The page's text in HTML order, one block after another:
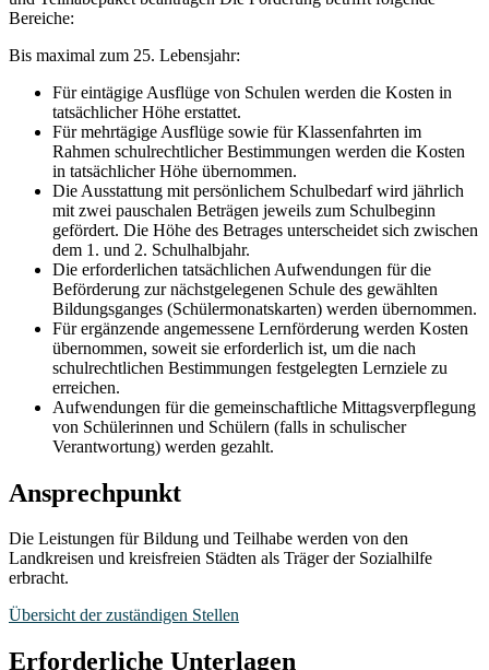
Bereiche:
Bis maximal zum 25. Lebensjahr:
Für eintägige Ausflüge von Schulen werden die Kosten in
tatsächlicher Höhe erstattet.
Für mehrtägige Ausflüge sowie für Klassenfahrten im
Rahmen schulrechtlicher Bestimmungen werden die Kosten
in tatsächlicher Höhe übernommen.
Die Ausstattung mit persönlichem Schulbedarf wird jährlich
mit zwei pauschalen Beträgen jeweils zum Schulbeginn
gefördert. Die Höhe des Betrages unterscheidet sich zwischen
dem 1. und 2. Schulhalbjahr.
Die erforderlichen tatsächlichen Aufwendungen für die
Beförderung zur nächstgelegenen Schule des gewählten
Bildungsganges (Schülermonatskarten) werden übernommen.
Für ergänzende angemessene Lernförderung werden Kosten
übernommen, soweit sie erforderlich ist, um die nach
schulrechtlichen Bestimmungen festgelegten Lernziele zu
erreichen.
Aufwendungen für die gemeinschaftliche Mittagsverpflegung
von Schülerinnen und Schülern (falls in schulischer
Verantwortung) werden gezahlt.
Ansprechpunkt
Die Leistungen für Bildung und Teilhabe werden von den
Landkreisen und kreisfreien Städten als Träger der Sozialhilfe
erbracht.
Übersicht der zuständigen Stellen
Erforderliche Unterlagen